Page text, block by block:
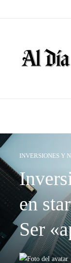
INVERSIONES Y
en
Ser